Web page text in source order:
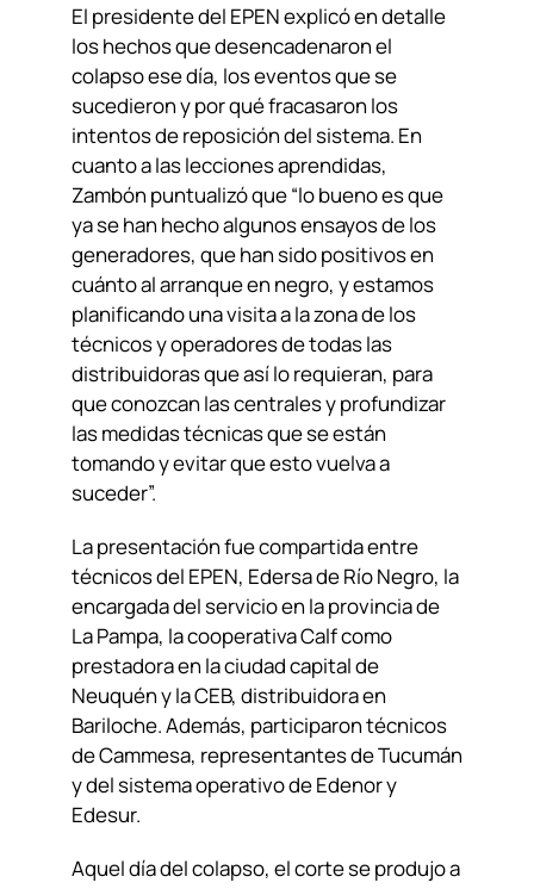
El presidente del EPEN explicó en detalle
los hechos que desencadenaron el
colapso ese día, los eventos que se
sucedieron y por qué fracasaron los
intentos de reposición del sistema. En
cuanto a las lecciones aprendidas,
Zambón puntualizó que “lo bueno es que
ya se han hecho algunos ensayos de los
generadores, que han sido positivos en
cuánto al arranque en negro, y estamos
planificando una visita a la zona de los
técnicos y operadores de todas las
distribuidoras que así lo requieran, para
que conozcan las centrales y profundizar
las medidas técnicas que se están
tomando y evitar que esto vuelva a
suceder”.
La presentación fue compartida entre
técnicos del EPEN, Edersa de Río Negro, la
encargada del servicio en la provincia de
La Pampa, la cooperativa Calf como
prestadora en la ciudad capital de
Neuquén y la CEB, distribuidora en
Bariloche. Además, participaron técnicos
de Cammesa, representantes de Tucumán
y del sistema operativo de Edenor y
Edesur.
Aquel día del colapso, el corte se produjo a